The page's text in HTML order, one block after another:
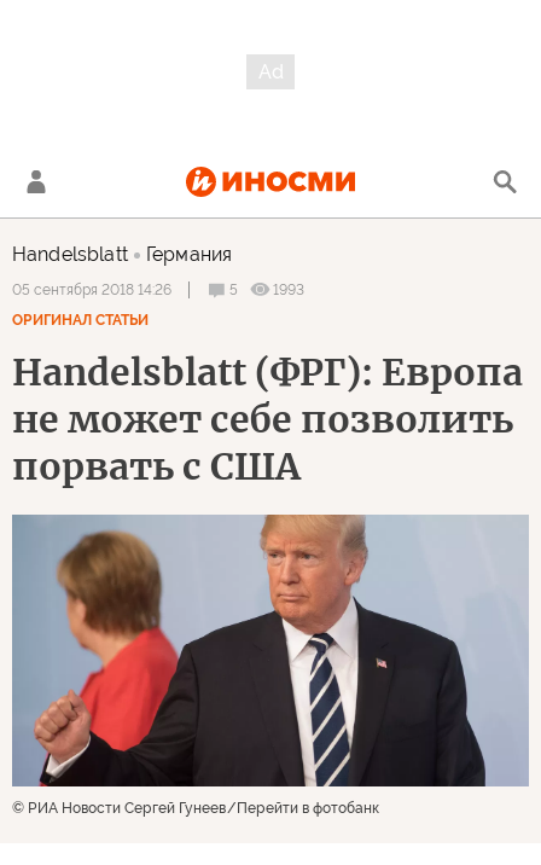
Handelsblatt Германия
05 сентября 2018 14:26 5
1993
ОРИГИНАЛ СТАТЬИ
Handelsblatt (ФРГ): Европа
не может себе позволить
порвать с США
© РИА Новости Сергей Гунеев Перейти в фотобанк